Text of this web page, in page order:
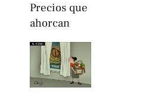
Precios que
ahorcan